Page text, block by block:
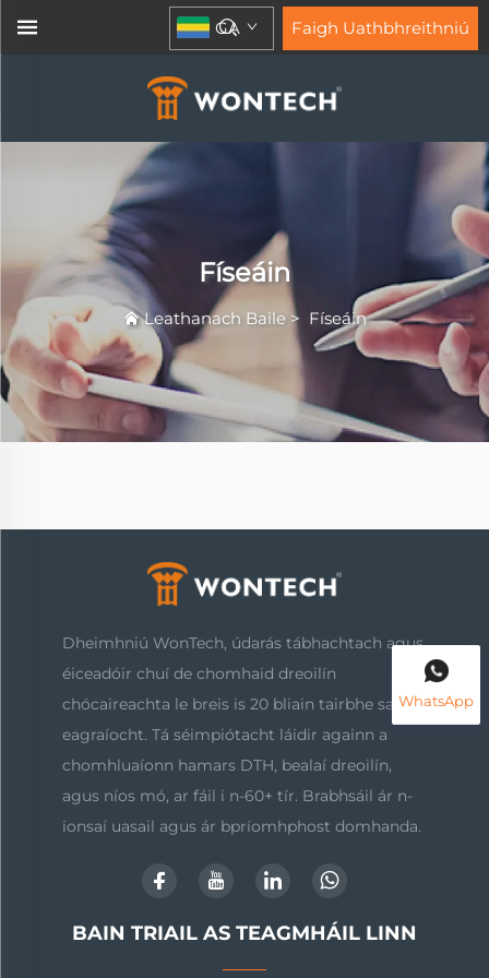
GA Faigh Uathbhreithniú
Físeáin
Leathanach Baile> Físeáin
WhatsApp
Dheimhniú WonTech, údarás tábhachtach agus
éiceadóir chuí de chomhaid dreoilín
chócaireachta le breis is 20 bliain tairbhe san
eagraíocht. Tá séimpiótacht láidir againn a
chomhluaíonn hamars DTH, bealaí dreoilín,
agus níos mó, ar fáil i n-60+ tír. Brabhsáil ár n-
ionsaí uasail agus ár bpríomhphost domhanda.
BAIN TRIAIL AS TEAGMHÁIL LINN